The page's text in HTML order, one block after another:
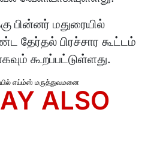
பின்னர் மதுரையில்
தேர்தல் பிரச்சார கூட்டம்
கூறப்பட்டுள்ளது.
எய்ம்ஸ் மருத்துவமனை
ALSO